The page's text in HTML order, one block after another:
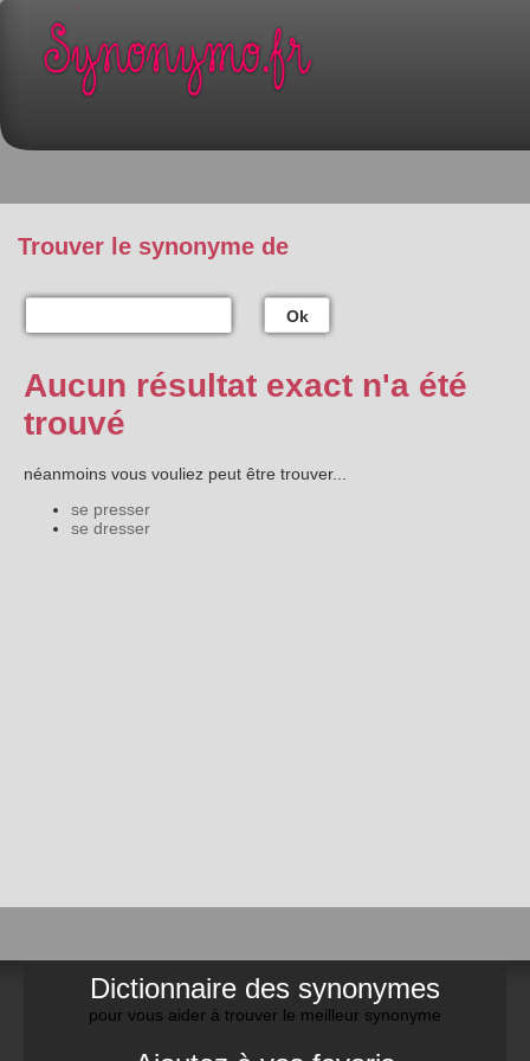
Trouver le synonyme de
Ok
Aucun résultat exact n'a été
trouvé
néanmoins vous vouliez peut être trouver...
se presser
se dresser
Dictionnaire des synonymes
pour vous aider à trouver le meilleur synonyme